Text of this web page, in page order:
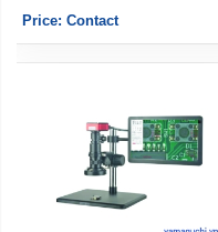
Price: Contact